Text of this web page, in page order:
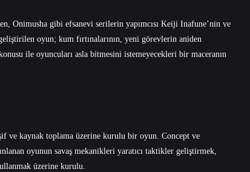
Onimusha gibi efsanevi serilerin yapımcısı Keiji Inafune’nin ve
oyun; kum fırtınalarının, yeni görevlerin aniden
ile oyuncuları asla bitmesini istemeyecekleri bir maceranın
ve kaynak toplama üzerine kurulu bir oyun. Concept ve
oyunun savaş mekanikleri yaratıcı taktikler geliştirmek,
üzerine kurulu.